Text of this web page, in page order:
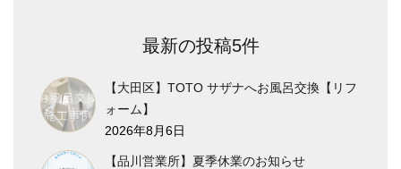
最新の投稿5件
【大田区】TOTO サザナへお風呂交換【リフ
ォーム】
2026年8月6日
【品川営業所】夏季休業のお知らせ